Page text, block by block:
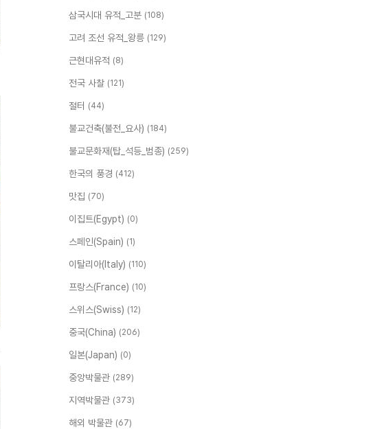
삼국시대 유적_고분 (108)
고려 조선 유적_왕릉 (129)
근현대유적 (8)
전국 사찰 (121)
절터 (44)
불교건축(불전_요사) (184)
불교문화재(탑_석등_범종) (259)
한국의 풍경 (412)
맛집 (70)
이집트(Egypt) (0)
스페인(Spain) (1)
이탈리아(Italy) (110)
프랑스(France) (10)
스위스(Swiss) (12)
중국(China) (206)
일본(Japan) (0)
중앙박물관 (289)
지역박물관 (373)
해외 박물관 (67)